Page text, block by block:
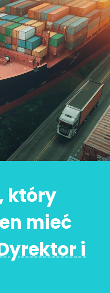
kupujesz z jednej
drugiej zwiększasz swoje
konkurencyjną.
w życiu!
który
mieć
i